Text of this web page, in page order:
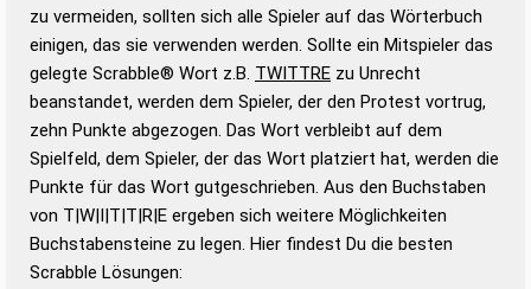
Gültigkeit eines Wortes für das Scrabble-Spiel zu
bestimmen!
zugelassene Turnier Scrabble-
Wörterbücher sind:
Duden – Standardwerk in 12 Bänden
Duden – Richtiges und gutes
Deutsch
Duden – Die deutsche Grammatik
Duden – Deutsches
zu vermeiden, sollten sich alle Spieler auf das Wörterbuch
einigen, das sie verwenden werden. Sollte ein Mitspieler das
gelegte Scrabble® Wort z.B. TWITTRE zu Unrecht
beanstandet, werden dem Spieler, der den Protest vortrug,
zehn Punkte abgezogen. Das Wort verbleibt auf dem
Spielfeld, dem Spieler, der das Wort platziert hat, werden die
Punkte für das Wort gutgeschrieben. Aus den Buchstaben
von T|W|I|T|T|R|E ergeben sich weitere Möglichkeiten
Buchstabensteine zu legen. Hier findest Du die besten
Scrabble Lösungen: